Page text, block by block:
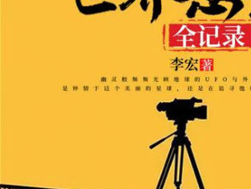
化妝保養
電子/紙本書
HOT